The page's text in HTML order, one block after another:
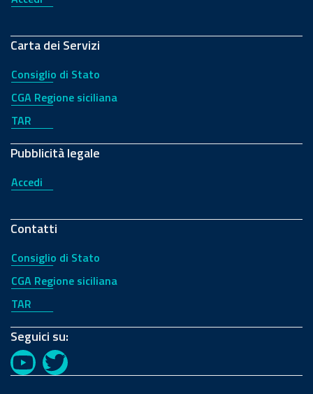
Carta dei Servizi
Consiglio di Stato
CGA Regione siciliana
TAR
Pubblicità legale
Accedi
Contatti
Consiglio di Stato
CGA Regione siciliana
TAR
Seguici su:
YouTubeTwitter